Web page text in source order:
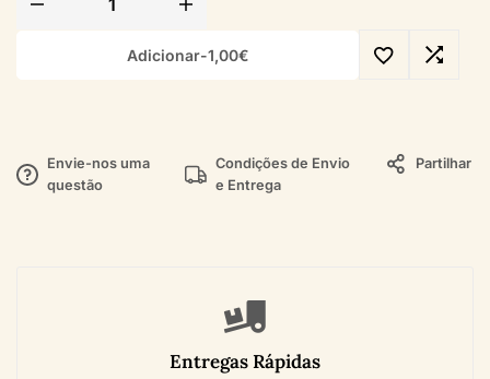
Adicionar-1,00€
Envie-nos uma
questão
Condições de Envio
e Entrega
Partilhar
Entregas Rápidas